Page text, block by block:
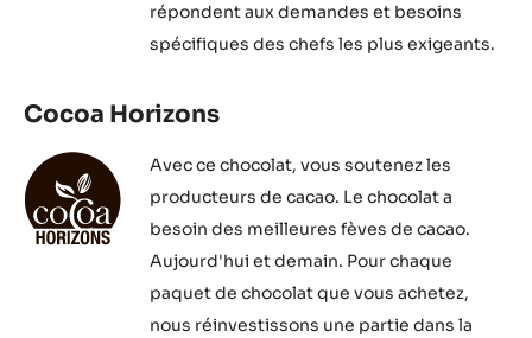
répondent aux demandes et besoins
spécifiques des chefs les plus exigeants.
Cocoa Horizons
Avec ce chocolat, vous soutenez les
producteurs de cacao. Le chocolat a
besoin des meilleures fèves de cacao.
Aujourd'hui et demain. Pour chaque
paquet de chocolat que vous achetez,
nous réinvestissons une partie dans la